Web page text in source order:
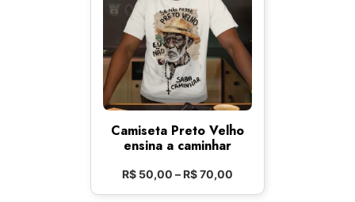
Camiseta Preto Velho
ensina a caminhar
R$ 50,00 –R$70,00